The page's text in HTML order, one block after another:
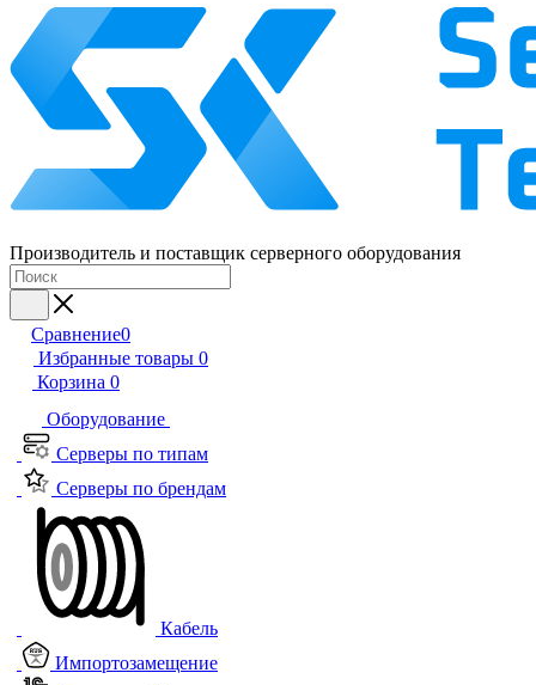
Производитель и поставщик серверного оборудования
Сравнение0
Избранные товары 0
Корзина 0
Оборудование
Серверы по типам
Серверы по брендам
Кабель
Импортозамещение